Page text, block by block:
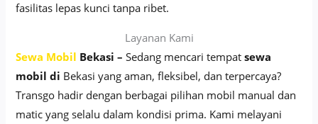
fasilitas lepas kunci tanpa ribet.
Layanan Kami
Sewa Mobil Bekasi – Sedang mencari tempatsewa
mobil di Bekasi yang aman, fleksibel, dan terpercaya?
Transgo hadir dengan berbagai pilihan mobil manual dan
matic yang selalu dalam kondisi prima. Kami melayani